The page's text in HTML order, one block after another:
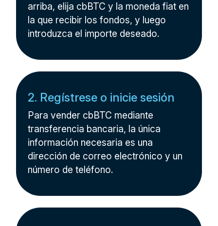
arriba, elija cbBTC y la moneda fiat en
la que recibir los fondos, y luego
introduzca el importe deseado.
2. Regístrese o inicie sesión
Para vender cbBTC mediante
transferencia bancaria, la única
información necesaria es una
dirección de correo electrónico y un
número de teléfono.